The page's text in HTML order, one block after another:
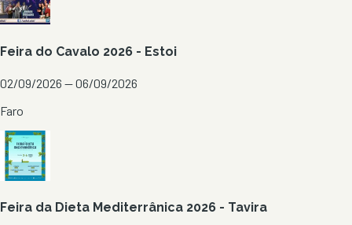
Feira do Cavalo 2026 - Estoi
02/09/2026 — 06/09/2026
Faro
Feira da Dieta Mediterrânica 2026 - Tavira